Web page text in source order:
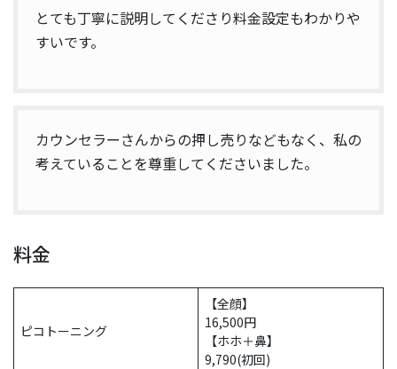
とても丁寧に説明してくださり料金設定もわかりや
すいです。
カウンセラーさんからの押し売りなどもなく、私の
考えていることを尊重してくださいました。
料金
ピコトーニング
【全顔】
16,500円
【ホホ＋鼻】
9,790(初回)